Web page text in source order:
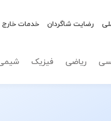
رضایت شاگردان خدمات خارج
ریاضی فیزیک